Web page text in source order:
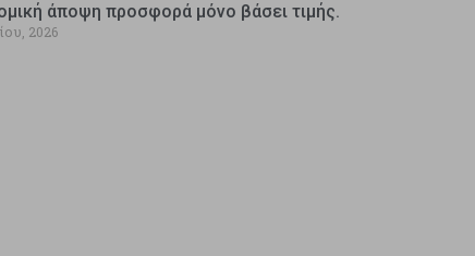
άποψη προσφορά μόνο βάσει τιμής.
2026